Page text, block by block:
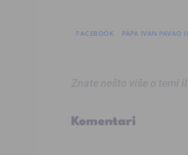
FACEBOOK PAPA IVAN PAVAO II
Komentari